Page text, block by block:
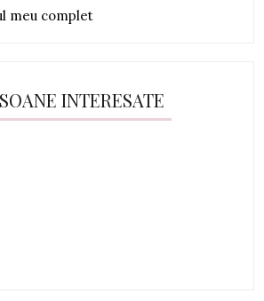
meu complet
INTERESATE